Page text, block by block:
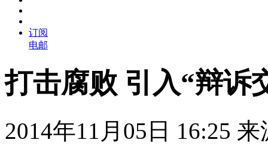
订阅
电邮
打击腐败 引入“辩诉
2014年11月05日 16:25